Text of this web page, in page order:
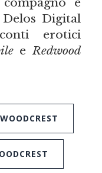
Digital
erotici
eRedwood